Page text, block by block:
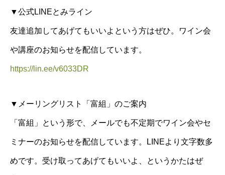
▼公式LINEとみライン
友達追加してあげてもいいよという方はぜひ。ワイン会
や講座のお知らせを配信しています。
https://lin.ee/v6033DR
▼メーリングリスト「富組」のご案内
「富組」という形で、メールでも不定期でワイン会やセ
ミナーのお知らせを配信しています。LINEより文字数多
めです。受け取ってあげてもいいよ、というかたはぜ